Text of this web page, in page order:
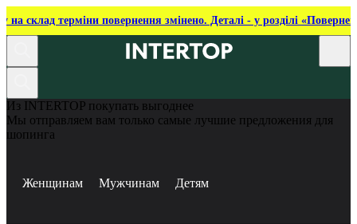
на склад терміни повернення змінено. Деталі - у розділі
Из INTERTOP покупать выгоднее
Мы отправляем вам только самые лучшие предложения для
шопинга
Женщинам Мужчинам Детям